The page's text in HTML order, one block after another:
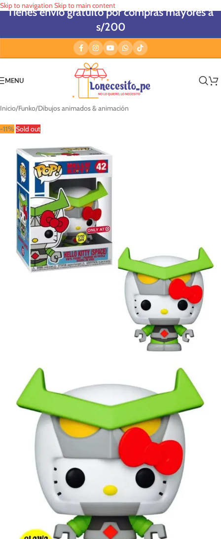
Skip to navigation Skip to main content
Tienes envío gratuito por compras mayores a
s/200
MENU
Inicio/Funko/Dibujos animados & animación
-11% Sold out